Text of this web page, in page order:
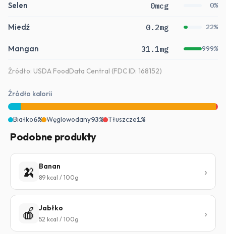
Selen 0mcg 0%
Miedź 0.2mg 22%
Mangan 31.1mg 999%
Źródło: USDA FoodData Central (FDC ID: 168152)
Źródło kalorii
Białko6% Węglowodany93% Tłuszcze1%
Podobne produkty
🍌 Banan
89 kcal / 100g
🍎 Jabłko
52 kcal / 100g